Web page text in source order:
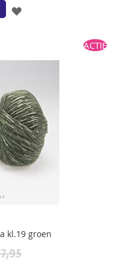
VOEG
ACTIE
kl.19 groen